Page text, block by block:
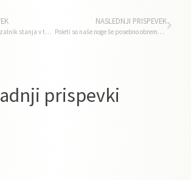
Krhki nohti – prvi kazalnik stanja v telesu
NASLEDNJI PRISPEVEK
Poleti so naše noge še posebno obremenjene
prispevki